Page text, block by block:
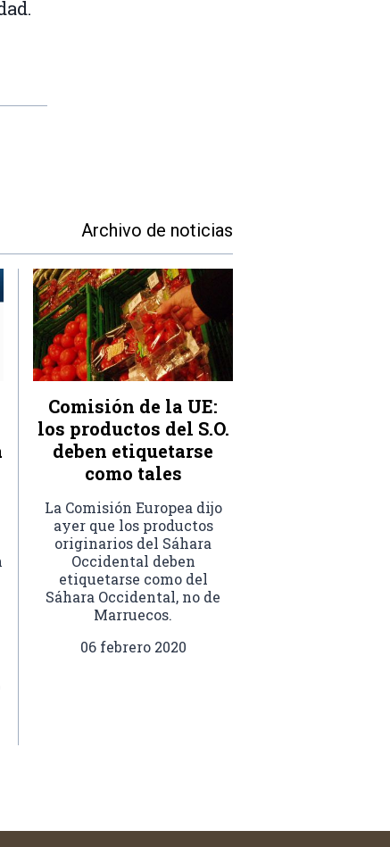
Archivo de noticias
Comisión de la UE:
los productos del S.O.
deben etiquetarse
como tales
La Comisión Europea dijo
ayer que los productos
originarios del Sáhara
Occidental deben
etiquetarse como del
Sáhara Occidental, no de
Marruecos.
06 febrero 2020